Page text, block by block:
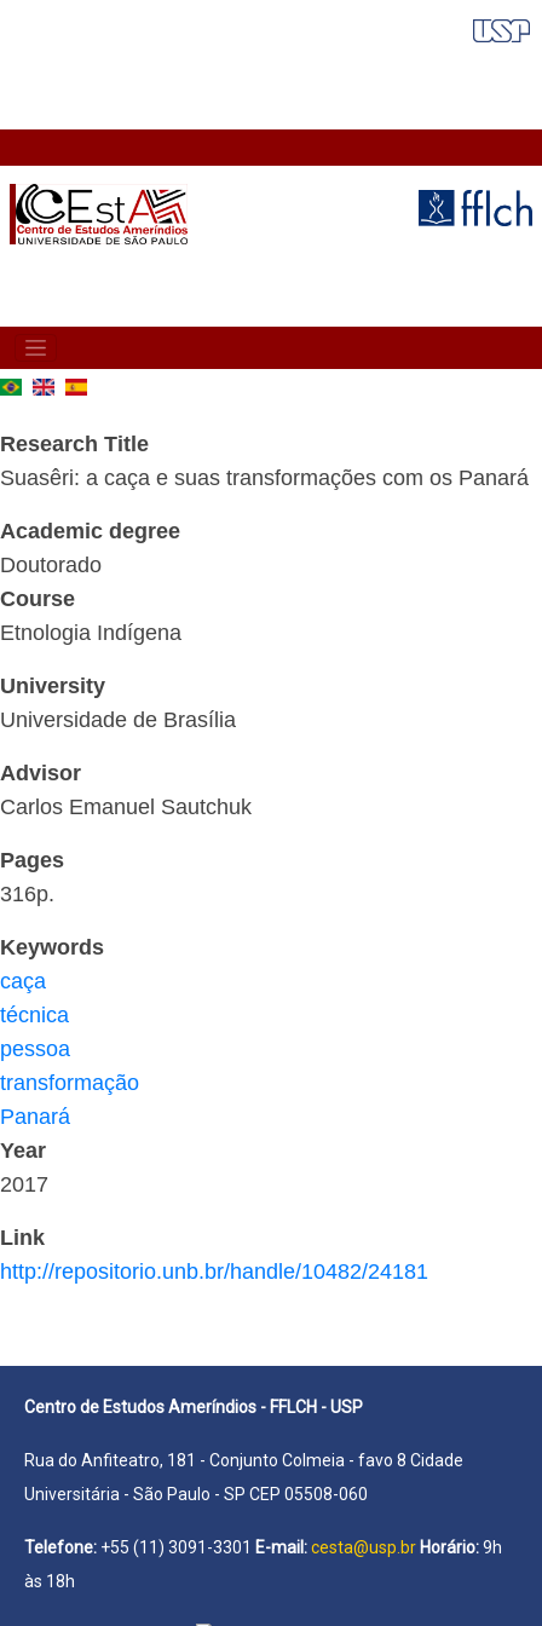
MAIN
NAVIGATION
Research Title
Suasêri: a caça e suas transformações com os Panará
Academic degree
Doutorado
Course
Etnologia Indígena
University
Universidade de Brasília
Advisor
Carlos Emanuel Sautchuk
Pages
316p.
Keywords
caça
técnica
pessoa
transformação
Panará
Year
2017
Link
http://repositorio.unb.br/handle/10482/24181
Centro de Estudos Ameríndios - FFLCH - USP
Rua do Anfiteatro, 181 - Conjunto Colmeia - favo 8 Cidade
Universitária - São Paulo - SP CEP 05508-060
Telefone: +55 (11) 3091-3301 E-mail:cesta@usp.br Horário:9h
às 18h